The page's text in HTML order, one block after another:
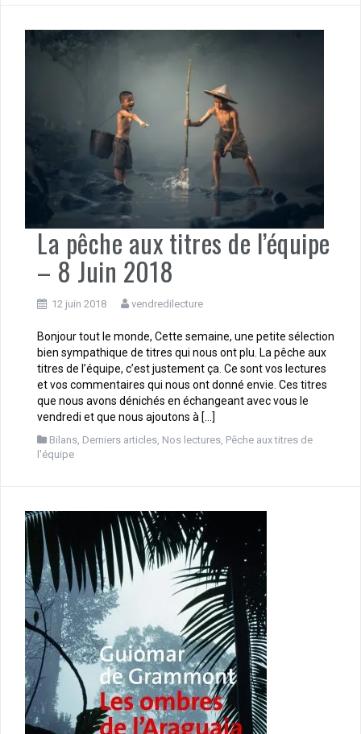
La pêche aux titres de l’équipe
– 8 Juin 2018
12 juin 2018 vendredilecture
Bonjour tout le monde, Cette semaine, une petite sélection
bien sympathique de titres qui nous ont plu. La pêche aux
titres de l’équipe, c’est justement ça. Ce sont vos lectures
et vos commentaires qui nous ont donné envie. Ces titres
que nous avons dénichés en échangeant avec vous le
vendredi et que nous ajoutons à […]
Bilans Derniers articles Nos lectures Pêche aux titres de
l'équipe